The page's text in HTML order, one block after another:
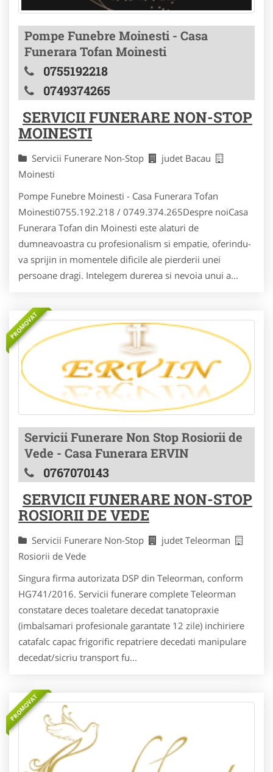
Pompe Funebre Moinesti - Casa
Funerara Tofan Moinesti
0755192218
0749374265
SERVICII FUNERARE NON-STOP
MOINESTI
Servicii Funerare Non-Stop
judet Bacau
Moinesti
Pompe Funebre Moinesti - Casa Funerara Tofan
Moinesti0755.192.218 / 0749.374.265Despre noiCasa
Funerara Tofan din Moinesti este alaturi de
dumneavoastra cu profesionalism si empatie, oferindu-
va sprijin in momentele dificile ale pierderii unei
persoane dragi. Intelegem durerea si nevoia unui a...
PROMOVAT
Servicii Funerare Non Stop Rosiorii de
Vede - Casa Funerara ERVIN
0767070143
SERVICII FUNERARE NON-STOP
ROSIORII DE VEDE
Servicii Funerare Non-Stop
judet Teleorman
Rosiorii de Vede
Singura firma autorizata DSP din Teleorman, conform
HG741/2016. Servicii funerare complete Teleorman
constatare deces toaletare decedat tanatopraxie
(imbalsamari profesionale garantate 12 zile) inchiriere
catafalc capac frigorific repatriere decedati manipulare
decedat/sicriu transport fu...
PROMOVAT